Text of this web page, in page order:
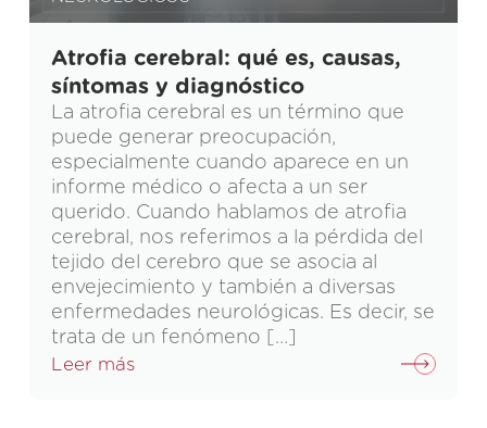
Atrofia cerebral: qué es, causas,
síntomas y diagnóstico
La atrofia cerebral es un término que
puede generar preocupación,
especialmente cuando aparece en un
informe médico o afecta a un ser
querido. Cuando hablamos de atrofia
cerebral, nos referimos a la pérdida del
tejido del cerebro que se asocia al
envejecimiento y también a diversas
enfermedades neurológicas. Es decir, se
trata de un fenómeno […]
Leer más